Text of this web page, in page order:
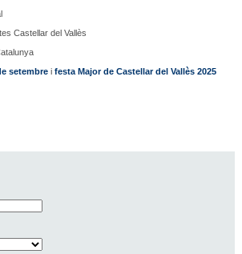
Castellar del Vallès
setembrei festa Major de Castellar del Vallès 2025